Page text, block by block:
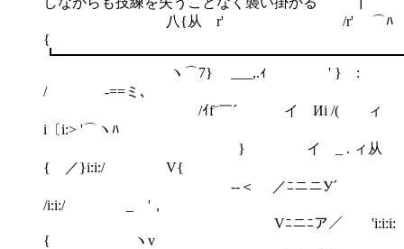
八{从 r' /r' ⌒ﾊ
{
ヽ⌒7} ___,.ｨ ' } :
/ -==ミ､
/ｲf¨￣´ イ Иi /( ィ
i〔i:> '⌒ヽﾊ
} イ _ . ィ从
{ ／}i:i:/ V{
--＜ ／ﾆニニУ´
/i:i:/ _ '，
Vﾆニﾆア／ 'i:i:i:
{ ヽv